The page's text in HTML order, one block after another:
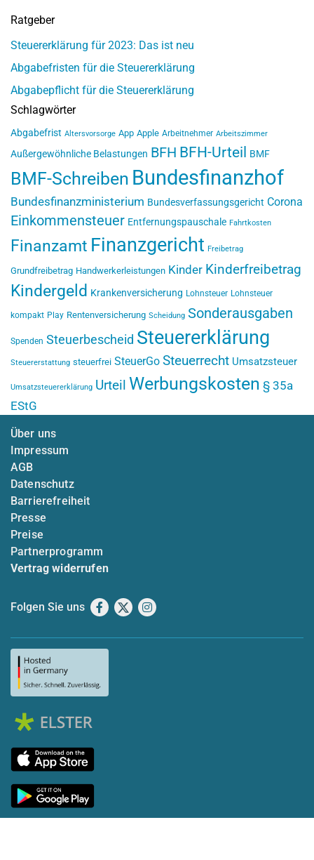
Ratgeber
Steuererklärung für 2023: Das ist neu
Abgabefristen für die Steuererklärung
Abgabepflicht für die Steuererklärung
Schlagwörter
Abgabefrist Altersvorsorge App Apple Arbeitnehmer Arbeitszimmer
Außergewöhnliche Belastungen BFH BFH-Urteil BMF
BMF-Schreiben Bundesfinanzhof
Bundesfinanzministerium Bundesverfassungsgericht Corona
Einkommensteuer Entfernungspauschale Fahrtkosten
Finanzamt Finanzgericht Freibetrag
Grundfreibetrag Handwerkerleistungen Kinder Kinderfreibetrag
Kindergeld Krankenversicherung Lohnsteuer Lohnsteuer
kompakt Play Rentenversicherung Scheidung Sonderausgaben
Spenden Steuerbescheid Steuererklärung
Steuererstattung steuerfrei SteuerGo Steuerrecht Umsatzsteuer
Umsatzsteuererklärung Urteil Werbungskosten § 35a
EStG
Über uns
Impressum
AGB
Datenschutz
Barrierefreiheit
Presse
Preise
Partnerprogramm
Vertrag widerrufen
Folgen Sie uns Facebook
X Instagram